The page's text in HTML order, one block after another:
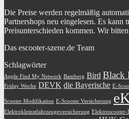
Die Preise werden regelmäßig
Partnershops neu eingelesen. Es kann
Preisunterschieden kommen. Wir
Das escooter-szene.de Team
Schlagwörter
Apple Find My Network Bamberg Bird Black
Friday Woche DEVK die Bayerische E-
Scooter Modifikation E-Scooter Versicherung
Elektrokleinstfahrzeugeversicherung Elektroscooter-